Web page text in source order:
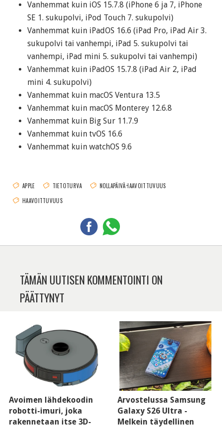
Vanhemmat kuin iOS 15.7.8 (iPhone 6 ja 7, iPhone
SE 1. sukupolvi, iPod Touch 7. sukupolvi)
Vanhemmat kuin iPadOS 16.6 (iPad Pro, iPad Air 3.
sukupolvi tai vanhempi, iPad 5. sukupolvi tai
vanhempi, iPad mini 5. sukupolvi tai vanhempi)
Vanhemmat kuin iPadOS 15.7.8 (iPad Air 2, iPad
mini 4. sukupolvi)
Vanhemmat kuin macOS Ventura 13.5
Vanhemmat kuin macOS Monterey 12.6.8
Vanhemmat kuin Big Sur 11.7.9
Vanhemmat kuin tvOS 16.6
Vanhemmat kuin watchOS 9.6
APPLE TIETOTURVA
NOLLAPÄIVÄHAAVOITTUVUUS
HAAVOITTUVUUS
TÄMÄN UUTISEN KOMMENTOINTI ON
PÄÄTTYNYT
Avoimen lähdekoodin
robotti-imuri, joka
rakennetaan itse 3D-
Arvostelussa Samsung
Galaxy S26 Ultra -
Melkein täydellinen